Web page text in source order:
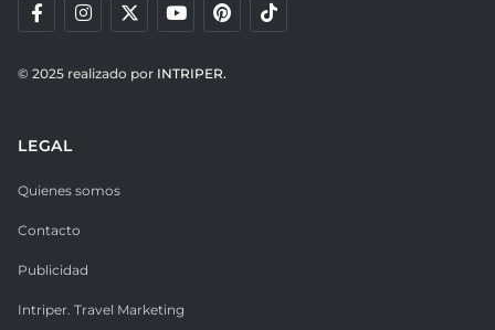
© 2025 realizado por INTRIPER.
LEGAL
Quienes somos
Contacto
Publicidad
Intriper. Travel Marketing